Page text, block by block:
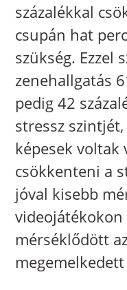
százalékkal
csupán hat
szükség. Ezzel
zenehallgatás
pedig 42
stressz
képesek voltak
csökkenteni a
jóval kisebb
mérséklődött